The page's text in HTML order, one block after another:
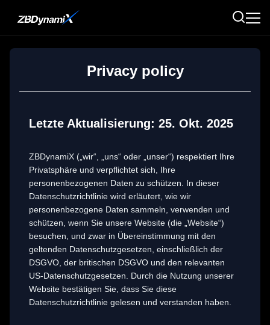
Privacy policy
Letzte Aktualisierung: 25. Okt. 2025
ZBDynamiX („wir“, „uns“ oder „unser“) respektiert Ihre
Privatsphäre und verpflichtet sich, Ihre
personenbezogenen Daten zu schützen. In dieser
Datenschutzrichtlinie wird erläutert, wie wir
personenbezogene Daten sammeln, verwenden und
schützen, wenn Sie unsere Website (die „Website“)
besuchen, und zwar in Übereinstimmung mit den
geltenden Datenschutzgesetzen, einschließlich der
DSGVO, der britischen DSGVO und den relevanten
US-Datenschutzgesetzen. Durch die Nutzung unserer
Website bestätigen Sie, dass Sie diese
Datenschutzrichtlinie gelesen und verstanden haben.